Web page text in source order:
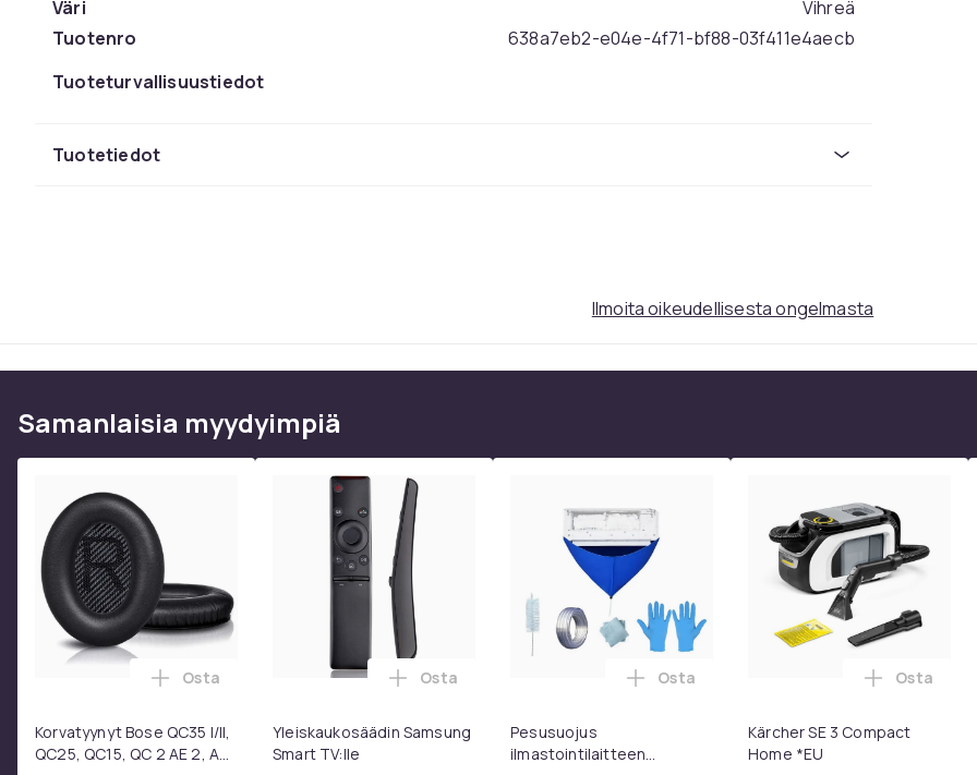
Väri
Vihreä
Tuotenro
638a7eb2-e04e-4f71-bf88-03f411e4aecb
Tuoteturvallisuustiedot
Tuotetiedot
Ilmoita oikeudellisesta ongelmasta
Samanlaisia ​​myydyimpiä
Korvatyynyt Bose QC35 I/II,
QC25, QC15, QC 2 AE 2, AE
Lisää Korvatyynyt Bose QC35 I/II, QC25, QC15, QC 2 AE 2, AE 2i, AE 2w, SoundTrue, SoundLink Black
Osta
Yleiskaukosäädin Samsung
Smart TV:lle
Lisää Yleiskaukosäädin Samsung Smart TV:lle ostoskoriin
Osta
Pesusuojus
ilmastointilaitteen
Lisää Pesusuojus ilmastointilaitteen
Osta
Kärcher SE 3 Compact
Home *EU
Lisää
Osta